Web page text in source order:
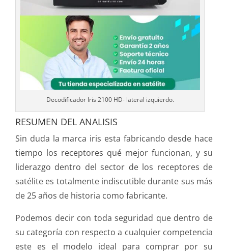
Decodificador Iris 2100 HD- lateral izquierdo.
RESUMEN DEL ANALISIS
Sin duda la marca iris esta fabricando desde hace
tiempo los receptores qué mejor funcionan, y su
liderazgo dentro del sector de los receptores de
satélite es totalmente indiscutible durante sus más
de 25 años de historia como fabricante.
Podemos decir con toda seguridad que dentro de
su categoría con respecto a cualquier competencia
este es el modelo ideal para comprar por su